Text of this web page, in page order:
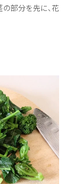
部分を先に、花